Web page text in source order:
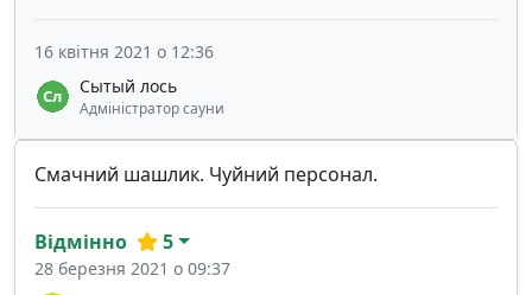
Сытый лось
Адміністратор сауни
16 квітня 2021 о 12:36
Смачний шашлик. Чуйний персонал.
Відмінно 5
28 березня 2021 о 09:37